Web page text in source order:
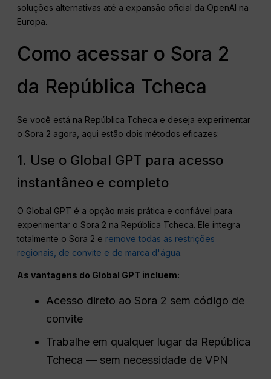
soluções alternativas até a expansão oficial da OpenAI na
Europa.
Como acessar o Sora 2
da República Tcheca
Se você está na República Tcheca e deseja experimentar
o Sora 2 agora, aqui estão dois métodos eficazes:
1. Use o Global GPT para acesso
instantâneo e completo
O Global GPT é a opção mais prática e confiável para
experimentar o Sora 2 na República Tcheca. Ele integra
totalmente o Sora 2 e remove todas as restrições
regionais, de convite e de marca d'água.
As vantagens do Global GPT incluem:
Acesso direto ao Sora 2 sem código de
convite
Trabalhe em qualquer lugar da República
Tcheca — sem necessidade de VPN